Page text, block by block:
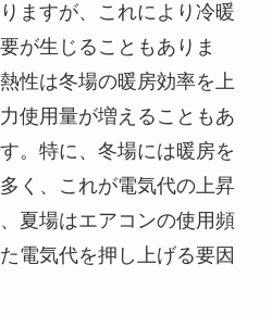
ますが、これにより冷暖
が生じることもありま
性は冬場の暖房効率を上
使用量が増えることもあ
。特に、冬場には暖房を
く、これが電気代の上昇
夏場はエアコンの使用頻
電気代を押し上げる要因